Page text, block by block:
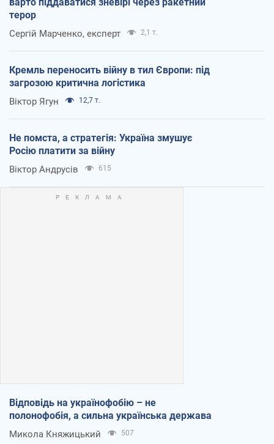
терор
Сергій Марченко, експерт 2,1 т.
Кремль переносить війну в тил Європи: під
загрозою критична логістика
Віктор Ягун 12,7 т.
Не помста, а стратегія: Україна змушує
Росію платити за війну
Віктор Андрусів 615
Відповідь на українофобію – не
полонофобія, а сильна українська держава
Микола Княжицький 507